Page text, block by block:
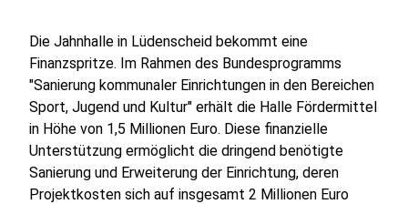
Die Jahnhalle in Lüdenscheid bekommt eine
Finanzspritze. Im Rahmen des Bundesprogramms
"Sanierung kommunaler Einrichtungen in den Bereichen
Sport, Jugend und Kultur" erhält die Halle Fördermittel
in Höhe von 1,5 Millionen Euro. Diese finanzielle
Unterstützung ermöglicht die dringend benötigte
Sanierung und Erweiterung der Einrichtung, deren
Projektkosten sich auf insgesamt 2 Millionen Euro